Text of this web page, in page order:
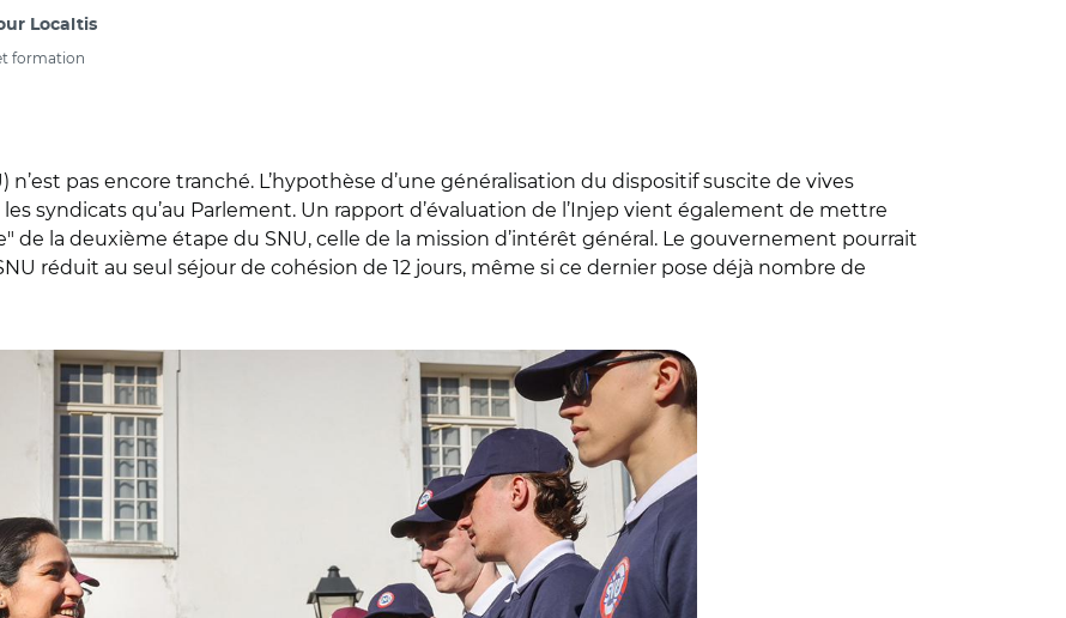
Localtis
formation
n’est pas encore tranché. L’hypothèse d’une généralisation du dispositif suscite de vives
syndicats qu’au Parlement. Un rapport d’évaluation de l’Injep vient également de mettre
de la deuxième étape du SNU, celle de la mission d’intérêt général. Le gouvernement pourrait
réduit au seul séjour de cohésion de 12 jours, même si ce dernier pose déjà nombre de